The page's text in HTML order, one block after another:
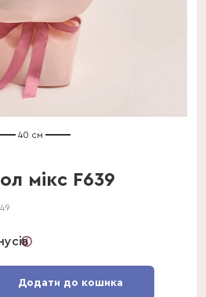
40 см
мікс F639
Додати до кошика